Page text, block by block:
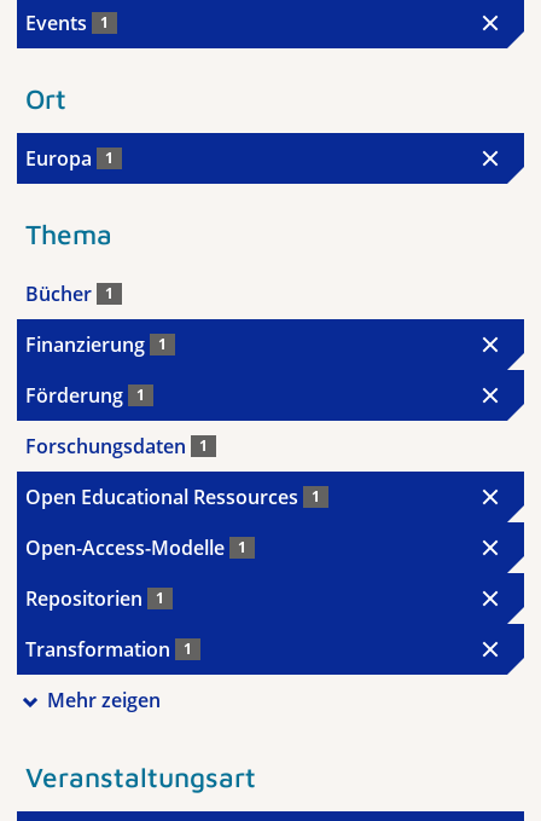
Events 1
Ort
Europa 1
Thema
Bücher 1
Finanzierung 1
Förderung 1
Forschungsdaten 1
Open Educational Ressources 1
Open-Access-Modelle 1
Repositorien 1
Transformation 1
Mehr zeigen
Veranstaltungsart